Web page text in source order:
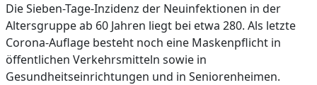
Die Sieben-Tage-Inzidenz der Neuinfektionen in der
Altersgruppe ab 60 Jahren liegt bei etwa 280. Als letzte
Corona-Auflage besteht noch eine Maskenpflicht in
öffentlichen Verkehrsmitteln sowie in
Gesundheitseinrichtungen und in Seniorenheimen.